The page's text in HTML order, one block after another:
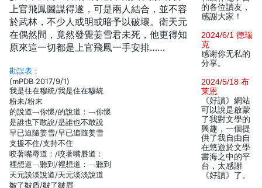
上官飛鳳圖謀得遂，可是兩人結合，並不容
於武林，不少人或明或暗予以破壞。衛天元
在偶然間，竟然發覺姜雪君未死，他更得知
原來這一切都是上官飛鳳一手安排……
勘誤表 ：
(mPDB 2017/9/1)
我是往在穆統/我是住在穆統
粉未/粉末
的說道﹁你懷/的說道：﹁你懷
是誰也下敢說/是誰也不敢說
早已迫隨姜雪/早已追隨姜雪
支援不住/支持不住
咬著嘴辱道：/咬著嘴唇道：
裡想道﹁聽到/裡想道：﹁聽到
天元談淡說道/天元淡淡說道
皺了皺盾/皺了皺眉
的各位讀友，
感謝大家！
2024/6/1 德瑞
克
感谢你无私的
分享。
2024/5/18 布
莱恩
《好讀》網站
可以說是啟蒙
了我對文學的
興趣，一個提
供了我自由自
在悠遊於文學
書海之中的平
台，太感謝
《好讀》了。